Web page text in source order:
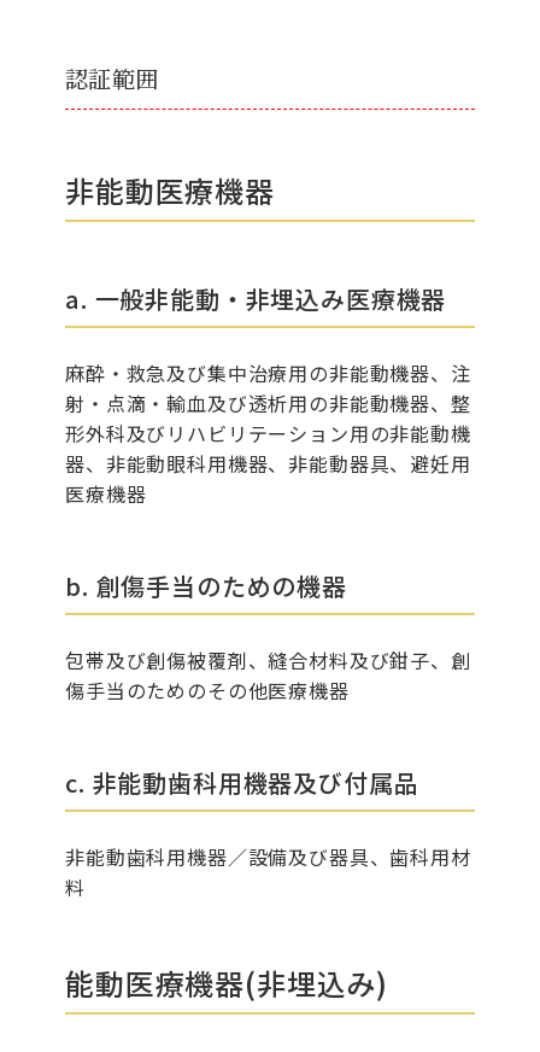
認証範囲
非能動医療機器
a. 一般非能動・非埋込み医療機器
麻酔・救急及び集中治療用の非能動機器、注
射・点滴・輸血及び透析用の非能動機器、整
形外科及びリハビリテーション用の非能動機
器、非能動眼科用機器、非能動器具、避妊用
医療機器
b. 創傷手当のための機器
包帯及び創傷被覆剤、縫合材料及び鉗子、創
傷手当のためのその他医療機器
c. 非能動歯科用機器及び付属品
非能動歯科用機器／設備及び器具、歯科用材
料
能動医療機器(非埋込み)